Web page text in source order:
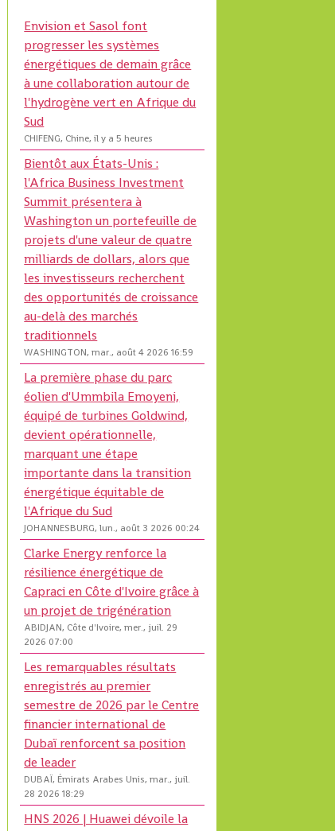
Envision et Sasol font
progresser les systèmes
énergétiques de demain grâce
à une collaboration autour de
l'hydrogène vert en Afrique du
Sud
CHIFENG, Chine, il y a 5 heures
Bientôt aux États-Unis :
l'Africa Business Investment
Summit présentera à
Washington un portefeuille de
projets d'une valeur de quatre
milliards de dollars, alors que
les investisseurs recherchent
des opportunités de croissance
au-delà des marchés
traditionnels
WASHINGTON, mar., août 4 2026 16:59
La première phase du parc
éolien d'Ummbila Emoyeni,
équipé de turbines Goldwind,
devient opérationnelle,
marquant une étape
importante dans la transition
énergétique équitable de
l'Afrique du Sud
JOHANNESBURG, lun., août 3 2026 00:24
Clarke Energy renforce la
résilience énergétique de
Capraci en Côte d'Ivoire grâce à
un projet de trigénération
ABIDJAN, Côte d'Ivoire, mer., juil. 29
2026 07:00
Les remarquables résultats
enregistrés au premier
semestre de 2026 par le Centre
financier international de
Dubaï renforcent sa position
de leader
DUBAÏ, Émirats Arabes Unis, mar., juil.
28 2026 18:29
HNS 2026 | Huawei dévoile la